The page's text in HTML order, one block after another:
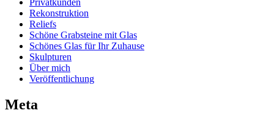
Privatkunden
Rekonstruktion
Reliefs
Schöne Grabsteine mit Glas
Schönes Glas für Ihr Zuhause
Skulpturen
Über mich
Veröffentlichung
Meta